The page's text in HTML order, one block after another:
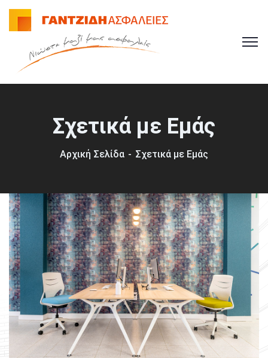
Σχετικά με Εμάς
Αρχική Σελίδα Σχετικά με Εμάς